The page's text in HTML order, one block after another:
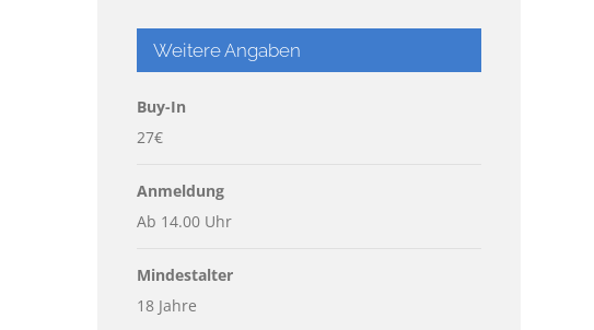
Weitere Angaben
Buy-In
27€
Anmeldung
Ab 14.00 Uhr
Mindestalter
18 Jahre